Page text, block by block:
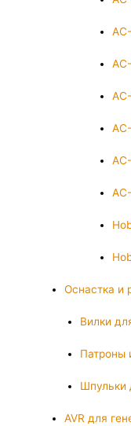
Оснастка и
Вилки
Патроны
Шпульки
AVR для